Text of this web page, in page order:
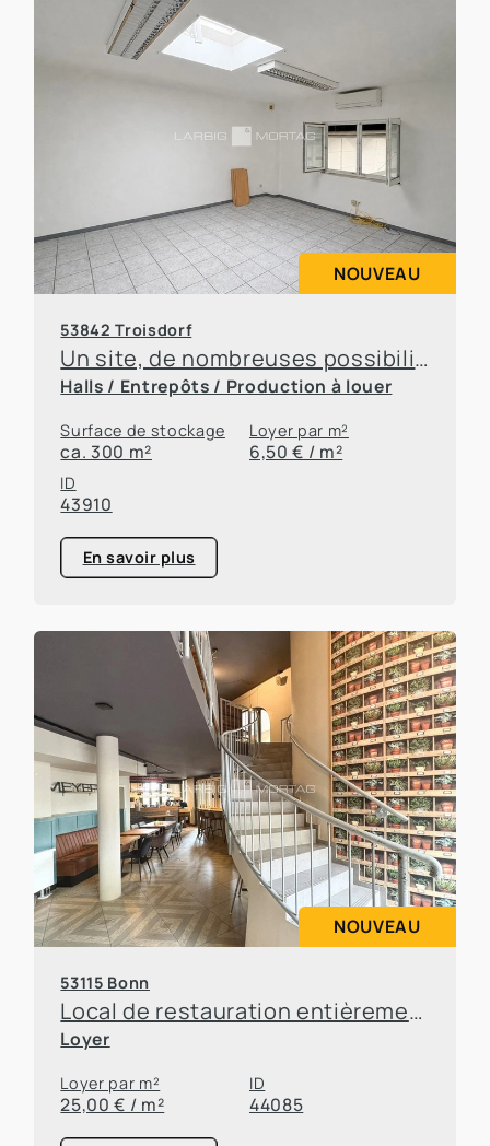
NOUVEAU
53842 Troisdorf
Un site, de nombreuses possibilités – des bureaux et des entrepôts à louer en toute flexibilité
Halls / Entrepôts / Production à louer
Surface de stockage
ca. 300 m²
Loyer par m²
6,50 € / m²
ID
43910
En savoir plus
NOUVEAU
53115 Bonn
Local de restauration entièrement équipé, situé dans un emplacement de choix à Bonn-Poppelsdorf
Loyer
Loyer par m²
25,00 € / m²
ID
44085